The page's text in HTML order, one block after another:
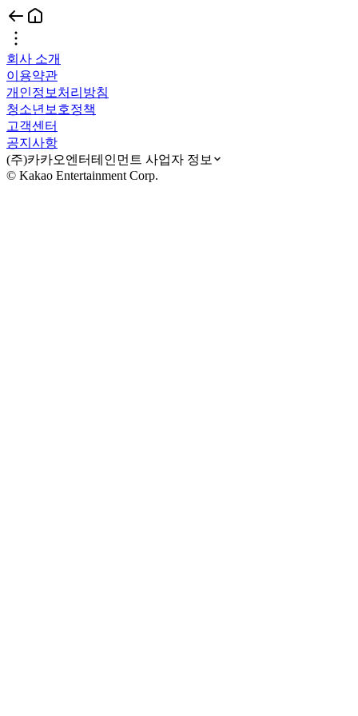
회사 소개
이용약관
개인정보처리방침
청소년보호정책
고객센터
공지사항
(주)카카오엔터테인먼트 사업자 정보
© Kakao Entertainment Corp.